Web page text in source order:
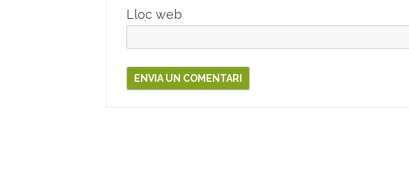
Lloc web